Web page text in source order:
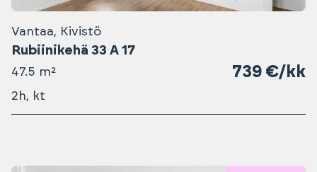
Vantaa, Kivistö
Rubiinikehä 33 A 17
47.5 m² 739 €/kk
2h, kt